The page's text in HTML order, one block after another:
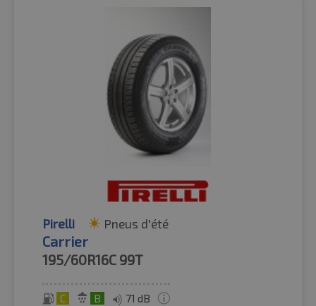
Pirelli Pneus d'été
Carrier
195/60R16C 99T
C B 71 dB